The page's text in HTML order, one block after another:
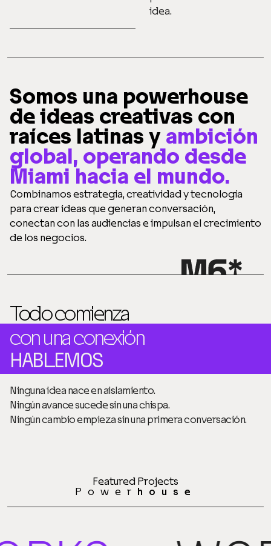
idea.
Somos una powerhouse
de ideas creativas con
raíces latinas y ambición
global, operando desde
Miami hacia el mundo.
Combinamos estrategia, creatividad y tecnología
para crear ideas que generan conversación,
conectan con las audiencias e impulsan el crecimiento
de los negocios.
Todo comienza
con una conexión
HABLEMOS
Ninguna idea nace en aislamiento.
Ningún avance sucede sin una chispa.
Ningún cambio empieza sin una primera conversación.
Featured Projects
Power house